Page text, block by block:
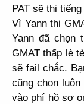
PAT sẽ thi
Vì Yann thi
Yann đã chọn
GMAT thấp lè
sẽ fail chắc.
cũng chọn
vào phí hồ sơ